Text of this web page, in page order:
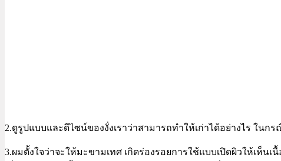
2.ดูรูปแบบและดีไซน์ของงั่งเราว่าสามารถทำให้เก่าได้อย่างไร ใน
3.ผมตั้งใจว่าจะให้มะขามเทศ เกิดร่องรอยการใช้แบบเปิดผิวให้เห็